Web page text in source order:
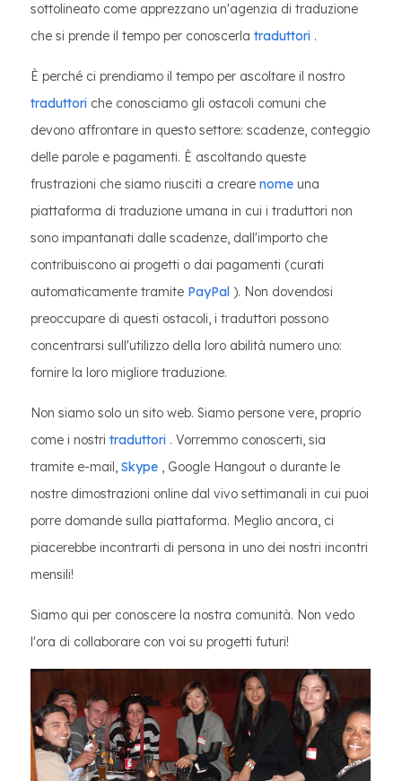
sottolineato come apprezzano un'agenzia di traduzione
che si prende il tempo per conoscerla traduttori .
È perché ci prendiamo il tempo per ascoltare il nostro
traduttori che conosciamo gli ostacoli comuni che
devono affrontare in questo settore: scadenze, conteggio
delle parole e pagamenti. È ascoltando queste
frustrazioni che siamo riusciti a creare nome una
piattaforma di traduzione umana in cui i traduttori non
sono impantanati dalle scadenze, dall'importo che
contribuiscono ai progetti o dai pagamenti (curati
automaticamente tramite PayPal ). Non dovendosi
preoccupare di questi ostacoli, i traduttori possono
concentrarsi sull'utilizzo della loro abilità numero uno:
fornire la loro migliore traduzione.
Non siamo solo un sito web. Siamo persone vere, proprio
come i nostri traduttori . Vorremmo conoscerti, sia
tramite e-mail, Skype , Google Hangout o durante le
nostre dimostrazioni online dal vivo settimanali in cui puoi
porre domande sulla piattaforma. Meglio ancora, ci
piacerebbe incontrarti di persona in uno dei nostri incontri
mensili!
Siamo qui per conoscere la nostra comunità. Non vedo
l'ora di collaborare con voi su progetti futuri!